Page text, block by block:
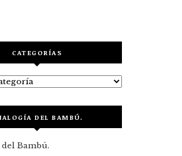
CATEGORÍAS
DEL BAMBÚ.